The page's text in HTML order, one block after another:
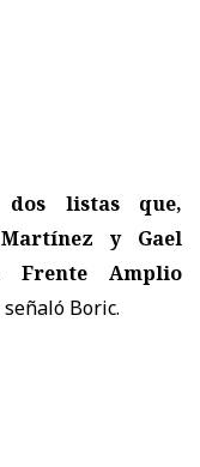
dos listas que,
y Gael
Frente Amplio
señaló Boric.